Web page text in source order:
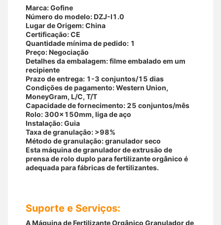
Marca: Gofine
Número do modelo: DZJ-I1.0
Lugar de Origem: China
Certificação: CE
Quantidade mínima de pedido: 1
Preço: Negociação
Detalhes da embalagem: filme embalado em um
recipiente
Prazo de entrega: 1-3 conjuntos/15 dias
Condições de pagamento: Western Union,
MoneyGram, L/C, T/T
Capacidade de fornecimento: 25 conjuntos/mês
Rolo: 300x150mm, liga de aço
Instalação: Guia
Taxa de granulação: >98%
Método de granulação: granulador seco
Esta máquina de granulador de extrusão de
prensa de rolo duplo para fertilizante orgânico é
adequada para fábricas de fertilizantes.
Suporte e Serviços:
A Máquina de Fertilizante Orgânico Granulador de